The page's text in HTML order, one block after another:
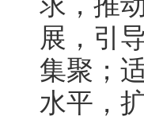
展，引
集聚；
水平，